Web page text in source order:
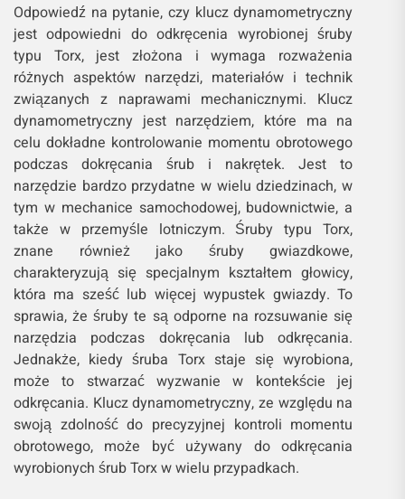
Odpowiedź na pytanie, czy klucz dynamometryczny
jest odpowiedni do odkręcenia wyrobionej śruby
typu Torx, jest złożona i wymaga rozważenia
różnych aspektów narzędzi, materiałów i technik
związanych z naprawami mechanicznymi. Klucz
dynamometryczny jest narzędziem, które ma na
celu dokładne kontrolowanie momentu obrotowego
podczas dokręcania śrub i nakrętek. Jest to
narzędzie bardzo przydatne w wielu dziedzinach, w
tym w mechanice samochodowej, budownictwie, a
także w przemyśle lotniczym. Śruby typu Torx,
znane również jako śruby gwiazdkowe,
charakteryzują się specjalnym kształtem głowicy,
która ma sześć lub więcej wypustek gwiazdy. To
sprawia, że śruby te są odporne na rozsuwanie się
narzędzia podczas dokręcania lub odkręcania.
Jednakże, kiedy śruba Torx staje się wyrobiona,
może to stwarzać wyzwanie w kontekście jej
odkręcania. Klucz dynamometryczny, ze względu na
swoją zdolność do precyzyjnej kontroli momentu
obrotowego, może być używany do odkręcania
wyrobionych śrub Torx w wielu przypadkach.